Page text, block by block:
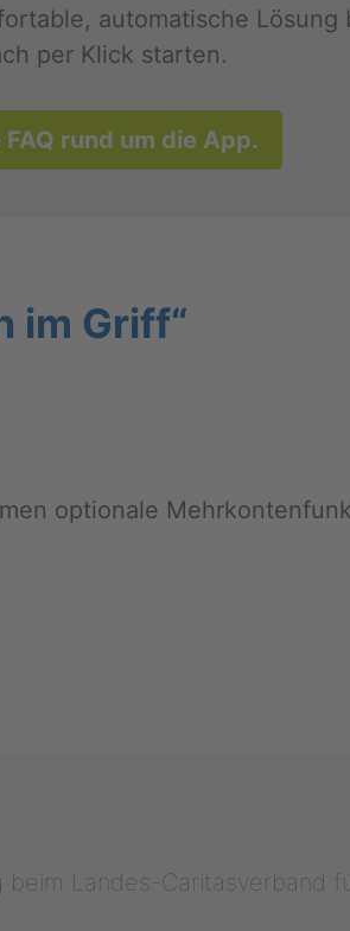
au­to­ma­ti­sche
per Klick star­ten.
rund um die App.
im Griff“
op­tio­na­le
Lan­des-Ca­ri­tas­ver­band